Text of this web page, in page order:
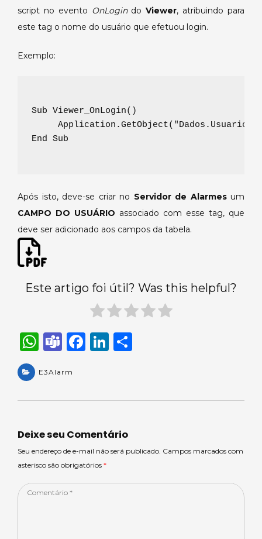
script no evento OnLogin doViewer, atribuindo para
este tag o nome do usuário que efetuou login.
Exemplo:
Sub Viewer_OnLogin()
End Sub
Após isto, deve-se criar no Servidor de Alarmes um
CAMPO DO USUÁRIO associado com esse tag, que
deve ser adicionado aos campos da tabela.
Este artigo foi útil? Was this helpful?
W
a
ts
p
p
T
a
m
F
e
o
o
k
Li
e
n
e
E3Alarm
Deixe seu Comentário
Seu endereço de e-mail não será publicado. Campos marcados com
asterisco são obrigatórios *
Comentário